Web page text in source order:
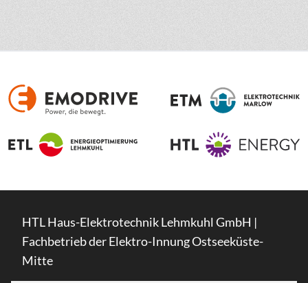
HTL Haus-Elektrotechnik Lehmkuhl GmbH |
Fachbetrieb der Elektro-Innung Ostseeküste-
Mitte